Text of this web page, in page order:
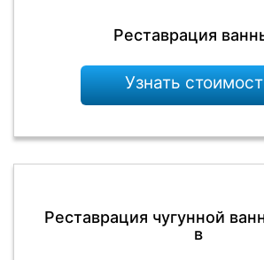
Реставрация
Узнать
Реставрация чугунной
в